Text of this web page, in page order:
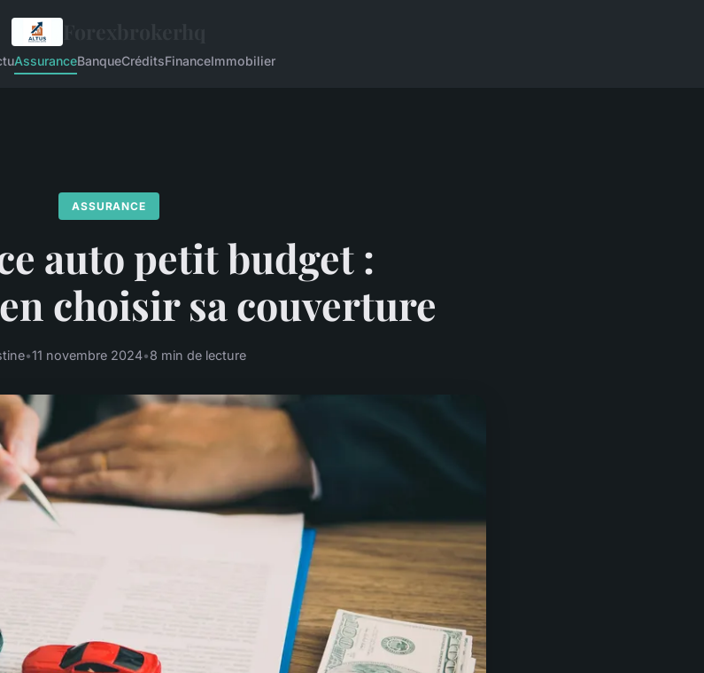
AssuranceBanqueCréditsFinanceImmobilier
ASSURANCE
auto petit budget :
choisir sa couverture
•11 novembre 2024•8 min de lecture